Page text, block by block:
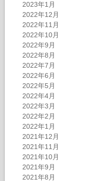
2023年1月
2022年12月
2022年11月
2022年10月
2022年9月
2022年8月
2022年7月
2022年6月
2022年5月
2022年4月
2022年3月
2022年2月
2022年1月
2021年12月
2021年11月
2021年10月
2021年9月
2021年8月